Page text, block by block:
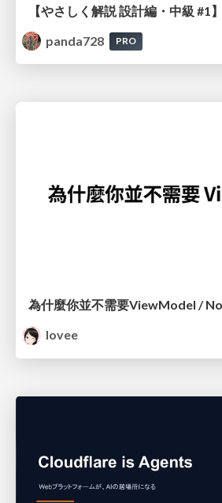
panda728
PRO
lovee